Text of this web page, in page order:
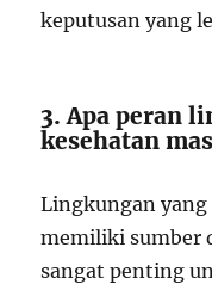
keputusan yang
3. Apa peran
kesehatan
Lingkungan yang
memiliki sumber
sangat penting